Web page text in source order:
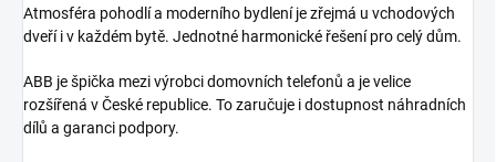
Atmosféra pohodlí a moderního bydlení je zřejmá u vchodových
dveří i v každém bytě. Jednotné harmonické řešení pro celý dům.
ABB je špička mezi výrobci domovních telefonů a je velice
rozšířená v České republice. To zaručuje i dostupnost náhradních
dílů a garanci podpory.